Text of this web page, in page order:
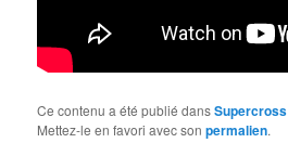
Ce contenu a été publié dansSupercross
Mettez-le en favori avec sonpermalien.